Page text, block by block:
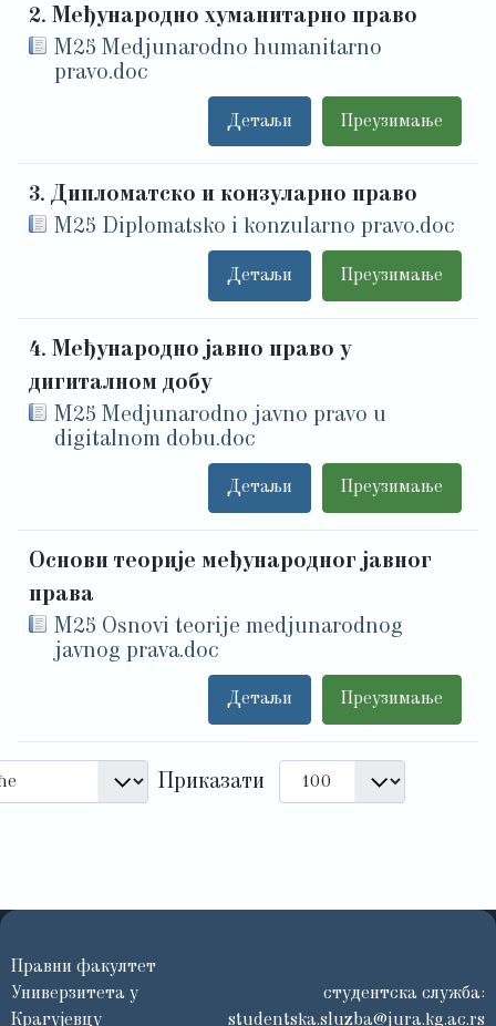
2. Међународно хуманитарно право
M25 Medjunarodno humanitarno
pravo.doc
Преузимање
Детаљи
3. Дипломатско и конзуларно право
M25 Diplomatsko i konzularno pravo.doc
Преузимање
Детаљи
4. Међународно јавно право у
дигиталном добу
M25 Medjunarodno javno pravo u
digitalnom dobu.doc
Преузимање
Детаљи
Основи теорије међународног јавног
права
M25 Osnovi teorije medjunarodnog
javnog prava.doc
Преузимање
Детаљи
Приказати
Правни факултет
Универзитета у
Крагујевцу
студентска служба:
studentska.sluzba@jura.kg.ac.rs